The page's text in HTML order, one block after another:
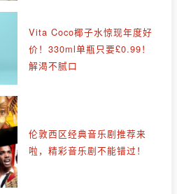
Vita Coco椰子水惊现年度好
价！330ml单瓶只要£0.99！
解渴不腻口
伦敦西区经典音乐剧推荐来
啦，精彩音乐剧不能错过！